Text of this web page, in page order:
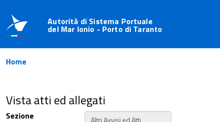
Autorità di Sistema Portuale
del Mar Ionio - Porto di Taranto
Home
Vista atti ed allegati
Sezione